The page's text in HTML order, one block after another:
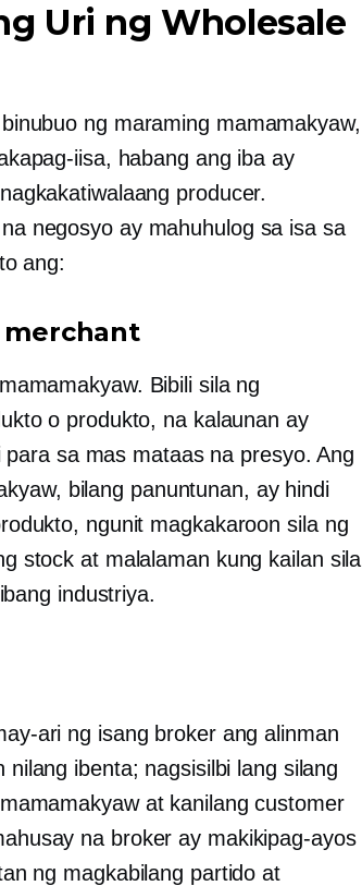
Uri ng Wholesale
ng maraming mamamakyaw,
iisa, habang ang iba ay
producer.
negosyo ay mahuhulog sa isa sa
ang:
merchant
Bibili sila ng
o produkto, na kalaunan ay
sa mas mataas na presyo. Ang
bilang panuntunan, ay hindi
ngunit magkakaroon sila ng
stock at malalaman kung kailan sila
industriya.
ari ng isang broker ang alinman
ibenta; nagsisilbi lang silang
at kanilang customer
na broker ay makikipag-ayos
ng magkabilang partido at